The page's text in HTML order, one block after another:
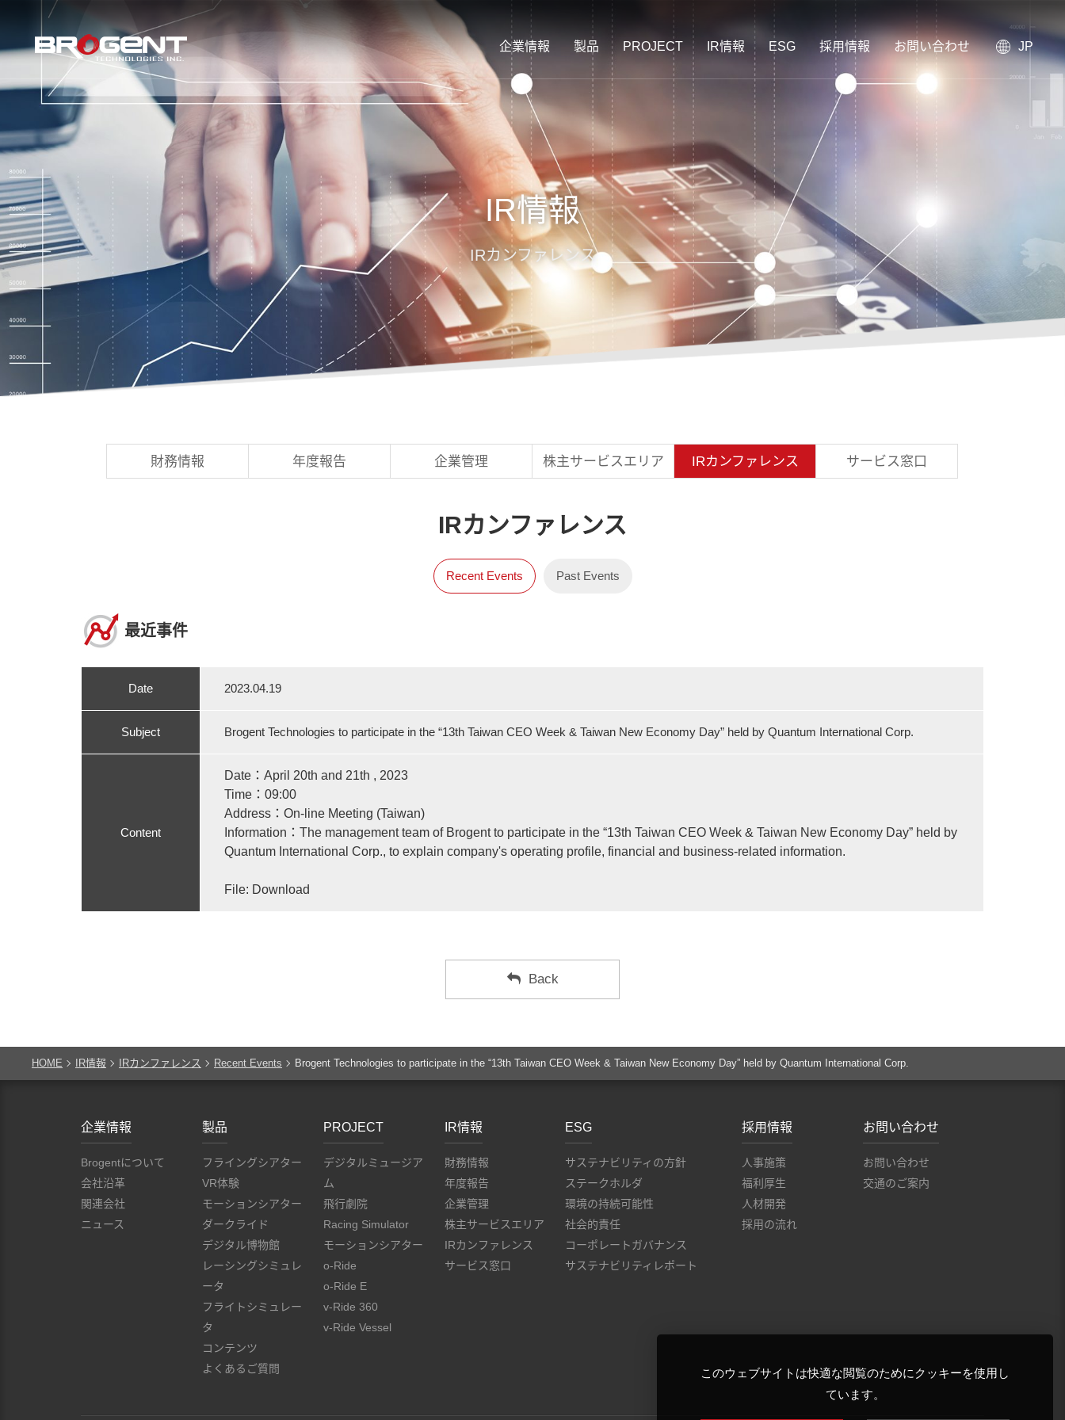
このウェブサイトは快適な閲覧のためにクッキーを使用し
ています。
JP
企業情報 製品 PROJECT IR情報 ESG 採用情報 お問い合わせ
IR情報
IRカンファレンス
財務情報 年度報告 企業管理 株主サービスエリア IRカンファレンス サービス窓口
Recent Events Past Events
最近事件
Date 2023.04.19
Subject Brogent Technologies to participate in the “13th Taiwan CEO Week & Taiwan New Economy Day” held by Quantum International Corp.
Content
Date：April 20th and 21th , 2023
Time：09:00
Address：On-line Meeting (Taiwan)
Information：The management team of Brogent to participate in the “13th Taiwan CEO Week & Taiwan New Economy Day” held by
Quantum International Corp., to explain company's operating profile, financial and business-related information.
File: Download
Back
HOME IR情報 IRカンファレンス Recent Events Brogent Technologies to participate in the “13th Taiwan CEO Week & Taiwan New Economy Day” held by Quantum International Corp.
企業情報
Brogentについて
会社沿革
関連会社
ニュース
製品
フライングシアター
VR体験
モーションシアター
ダークライド
デジタル博物館
レーシングシミュレ
ータ
フライトシミュレー
タ
コンテンツ
よくあるご質問
PROJECT
デジタルミュージア
ム
飛行劇院
Racing Simulator
モーションシアター
o-Ride
o-Ride E
v-Ride 360
v-Ride Vessel
IR情報
財務情報
年度報告
企業管理
株主サービスエリア
IRカンファレンス
サービス窓口
ESG
サステナビリティの方針
ステークホルダ
環境の持続可能性
社会的責任
コーポレートガバナンス
サステナビリティレポート
採用情報
人事施策
福利厚生
人材開発
採用の流れ
お問い合わせ
お問い合わせ
交通のご案内